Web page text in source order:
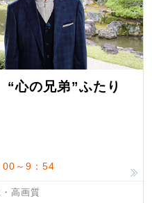
心の兄弟”ふたり
00～9：54
・高画質